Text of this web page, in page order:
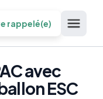
rappelé(e)
avec
ESC